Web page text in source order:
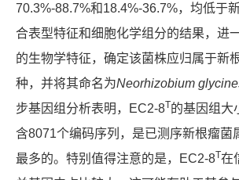
70.3%-88.7%和18.4%-36.7%，均低于
合表型特征和细胞化学组分的结果，进
的生物学特征，确定该菌株应归属于新
种，并将其命名为Neorhizobium
步基因组分析表明，EC2-8T的基因组大
含8071个编码序列，是已测序新根瘤菌
最多的。特别值得注意的是，EC2-8T在